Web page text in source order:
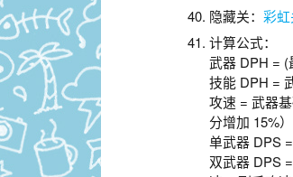
隐藏关： 彩虹
计算公式：
武器 DPH = (
技能 DPH =
攻速 = 武器
分增加 15%）
单武器 DPS
双武器 DPS